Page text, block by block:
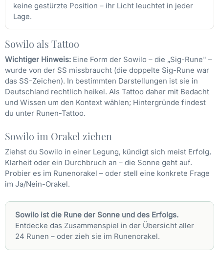
keine gestürzte Position – ihr Licht leuchtet in jeder
Lage.
Sowilo als Tattoo
Wichtiger Hinweis: Eine Form der Sowilo – die „Sig-Rune" –
wurde von der SS missbraucht (die doppelte Sig-Rune war
das SS-Zeichen). In bestimmten Darstellungen ist sie in
Deutschland rechtlich heikel. Als Tattoo daher mit Bedacht
und Wissen um den Kontext wählen; Hintergründe findest
du unter Runen-Tattoo.
Sowilo im Orakel ziehen
Ziehst du Sowilo in einer Legung, kündigt sich meist Erfolg,
Klarheit oder ein Durchbruch an – die Sonne geht auf.
Probier es im Runenorakel – oder stell eine konkrete Frage
im Ja/Nein-Orakel.
Sowilo ist die Rune der Sonne und des Erfolgs.
Entdecke das Zusammenspiel in der Übersicht aller
24 Runen – oder zieh sie im Runenorakel.